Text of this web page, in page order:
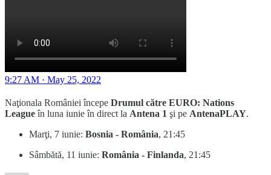
9:27 AM · May 25, 2022
Naţionala României începe Drumul către EURO: Nations
Leagueîn luna iunie în direct la Antena 1 şi pe AntenaPLAY.
Marţi, 7 iunie: Bosnia - România, 21:45
Sâmbătă, 11 iunie: România - Finlanda, 21:45